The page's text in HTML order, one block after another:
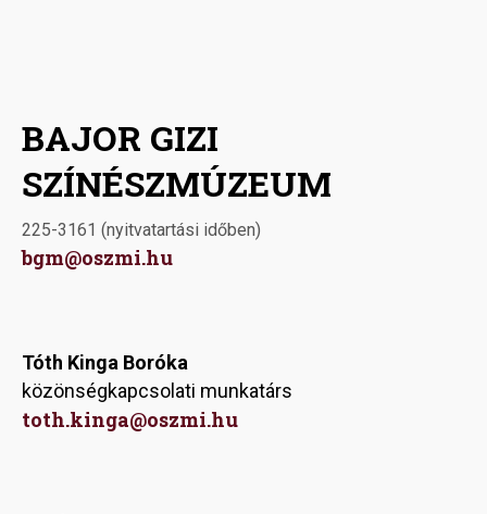
BAJOR GIZI
SZÍNÉSZMÚZEUM
225-3161 (nyitvatartási időben)
bgm@oszmi.hu
Tóth Kinga Boróka
közönségkapcsolati munkatárs
toth.kinga@oszmi.hu